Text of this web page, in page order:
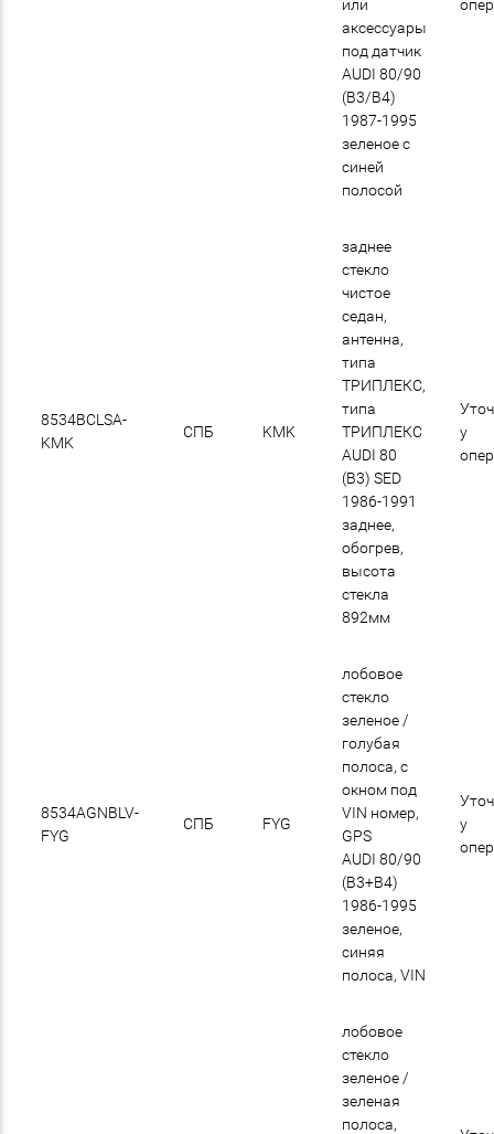
или
аксессуары
под датчик
AUDI 80/90
(B3/B4)
1987-1995
зеленое с
синей
полосой
8534BCLSA-
KMK
СПБ KMK
заднее
стекло
чистое
седан,
антенна,
типа
ТРИПЛЕКС,
типа
ТРИПЛЕКС
AUDI 80
(B3) SED
1986-1991
заднее,
обогрев,
высота
стекла
892мм
у
8534AGNBLV-
FYG
СПБ FYG
лобовое
стекло
зеленое /
голубая
полоса, с
окном под
VIN номер,
GPS
AUDI 80/90
(B3+B4)
1986-1995
зеленое,
синяя
полоса, VIN
у
лобовое
стекло
зеленое /
зеленая
полоса,